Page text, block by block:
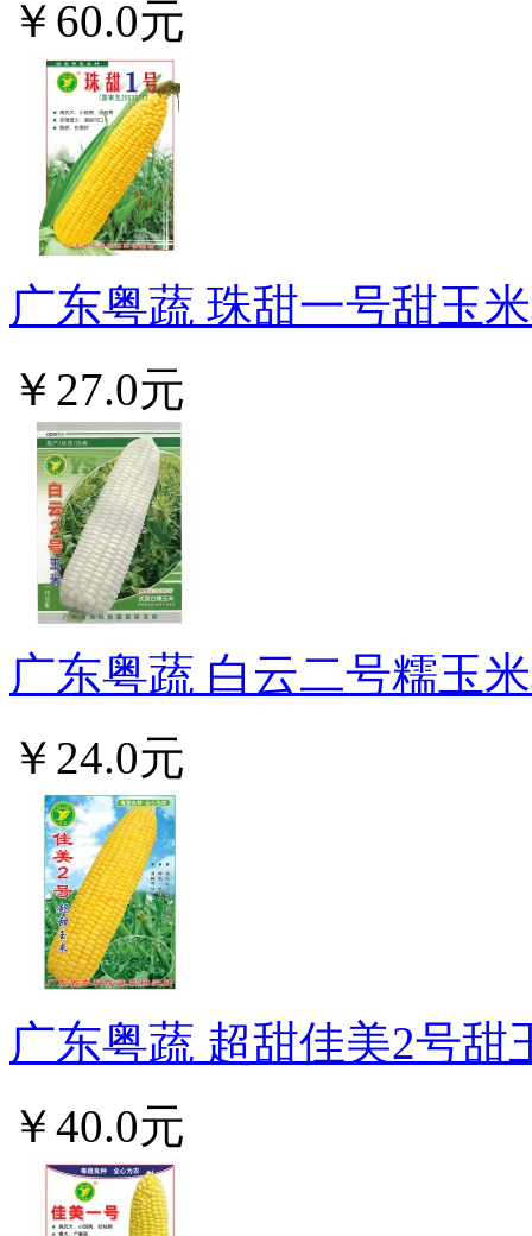
￥60.0元
广东粤蔬 珠甜一号甜玉
￥27.0元
广东粤蔬 白云二号糯玉
￥24.0元
广东粤蔬 超甜佳美2号
￥40.0元